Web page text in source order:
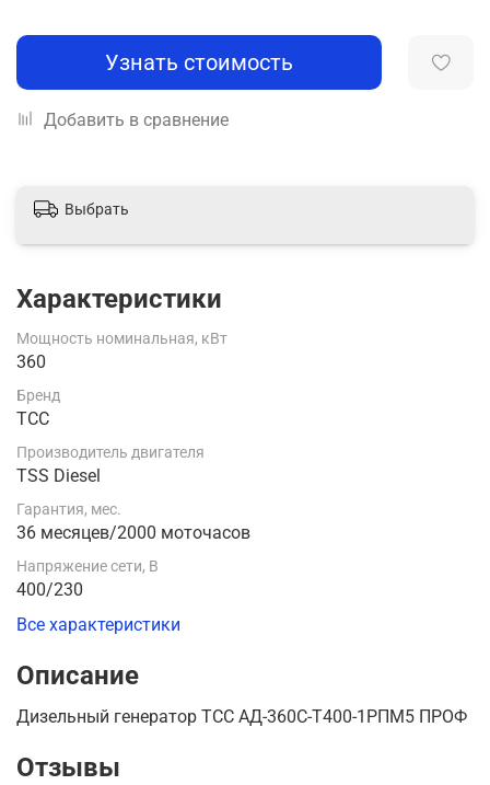
Узнать стоимость
Добавить в сравнение
Выбрать
Характеристики
Мощность номинальная, кВт
360
Бренд
ТСС
Производитель двигателя
TSS Diesel
Гарантия, мес.
36 месяцев/2000 моточасов
Напряжение сети, В
400/230
Все характеристики
Описание
Дизельный генератор ТСС АД-360С-Т400-1РПМ5 ПРОФ
Отзывы